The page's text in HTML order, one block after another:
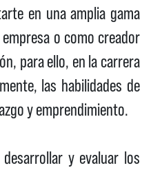
en una amplia gama
o como creador
para ello, en la carrera
las habilidades de
y emprendimiento.
y evaluar los